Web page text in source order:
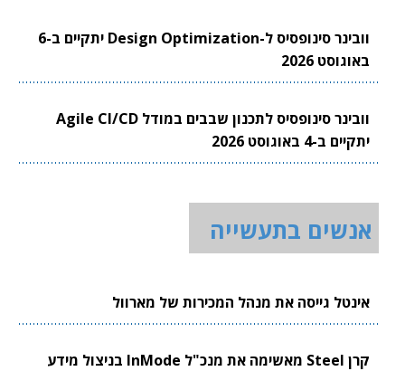
וובינר סינופסיס ל-Design Optimization יתקיים ב-6
באוגוסט 2026
וובינר סינופסיס לתכנון שבבים במודל Agile CI/CD
יתקיים ב-4 באוגוסט 2026
אנשים בתעשייה
אינטל גייסה את מנהל המכירות של מארוול
קרן Steel מאשימה את מנכ"ל InMode בניצול מידע